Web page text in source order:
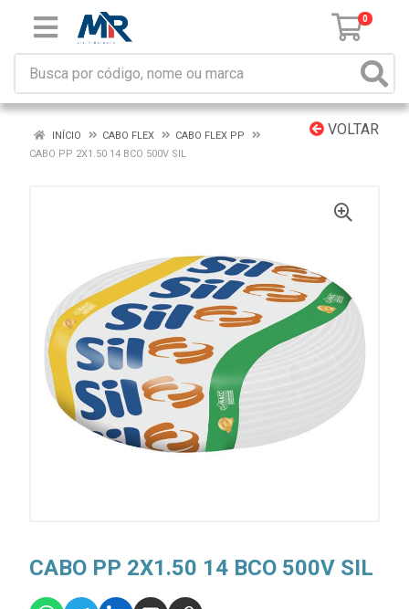
0
VOLTAR
INÍCIO CABO FLEX
CABO FLEX PP
CABO PP 2X1.50 14 BCO 500V SIL
CABO PP 2X1.50 14 BCO 500V SIL